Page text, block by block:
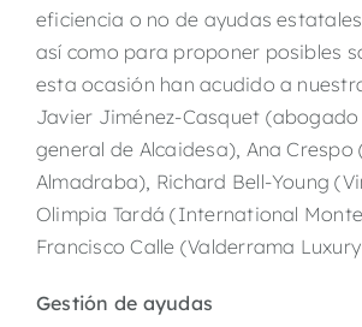
eficiencia o no de ayudas
así como para proponer posibles
esta ocasión han acudido a
Javier Jiménez-Casquet
general de Alcaidesa), Ana Crespo
Almadraba), Richard Bell-Young
Olimpia Tardá (International
Francisco Calle (Valderrama
Gestión de ayudas